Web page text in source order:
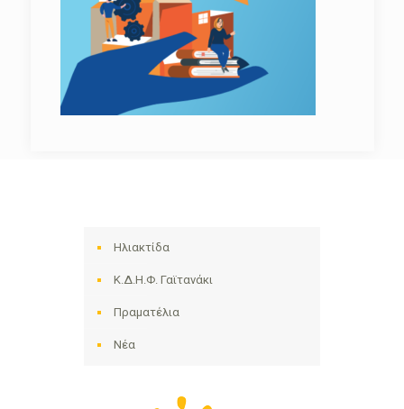
Ηλιακτίδα
Κ.Δ.Η.Φ. Γαϊτανάκι
Πραματέλια
Νέα